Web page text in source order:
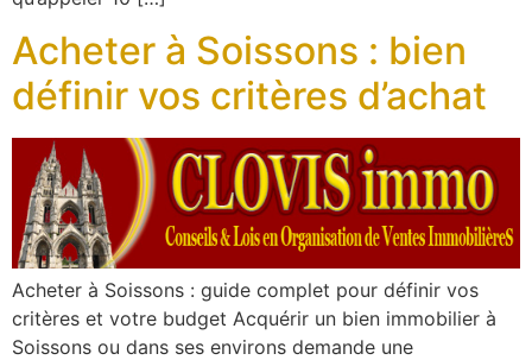
Acheter à Soissons : bien
définir vos critères d’achat
Acheter à Soissons : guide complet pour définir vos
critères et votre budget Acquérir un bien immobilier à
Soissons ou dans ses environs demande une